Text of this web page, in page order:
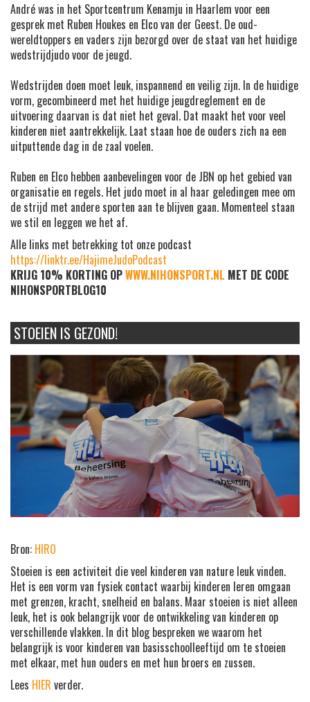
André was in het Sportcentrum Kenamju in Haarlem voor een
gesprek met Ruben Houkes en Elco van der Geest. De oud-
wereldtoppers en vaders zijn bezorgd over de staat van het huidige
wedstrijdjudo voor de jeugd.
Wedstrijden doen moet leuk, inspannend en veilig zijn. In de huidige
vorm, gecombineerd met het huidige jeugdreglement en de
uitvoering daarvan is dat niet het geval. Dat maakt het voor veel
kinderen niet aantrekkelijk. Laat staan hoe de ouders zich na een
uitputtende dag in de zaal voelen.
Ruben en Elco hebben aanbevelingen voor de JBN op het gebied van
organisatie en regels. Het judo moet in al haar geledingen mee om
de strijd met andere sporten aan te blijven gaan. Momenteel staan
we stil en leggen we het af.
Alle links met betrekking tot onze podcast
https://linktr.ee/HajimeJudoPodcast
KRIJG 10% KORTING OPWWW.NIHONSPORT.NL MET DE CODE
NIHONSPORTBLOG10
STOEIEN IS GEZOND!
Bron: HIRO
Stoeien is een activiteit die veel kinderen van nature leuk vinden.
Het is een vorm van fysiek contact waarbij kinderen leren omgaan
met grenzen, kracht, snelheid en balans. Maar stoeien is niet alleen
leuk, het is ook belangrijk voor de ontwikkeling van kinderen op
verschillende vlakken. In dit blog bespreken we waarom het
belangrijk is voor kinderen van basisschoolleeftijd om te stoeien
met elkaar, met hun ouders en met hun broers en zussen.
Lees HIER verder.